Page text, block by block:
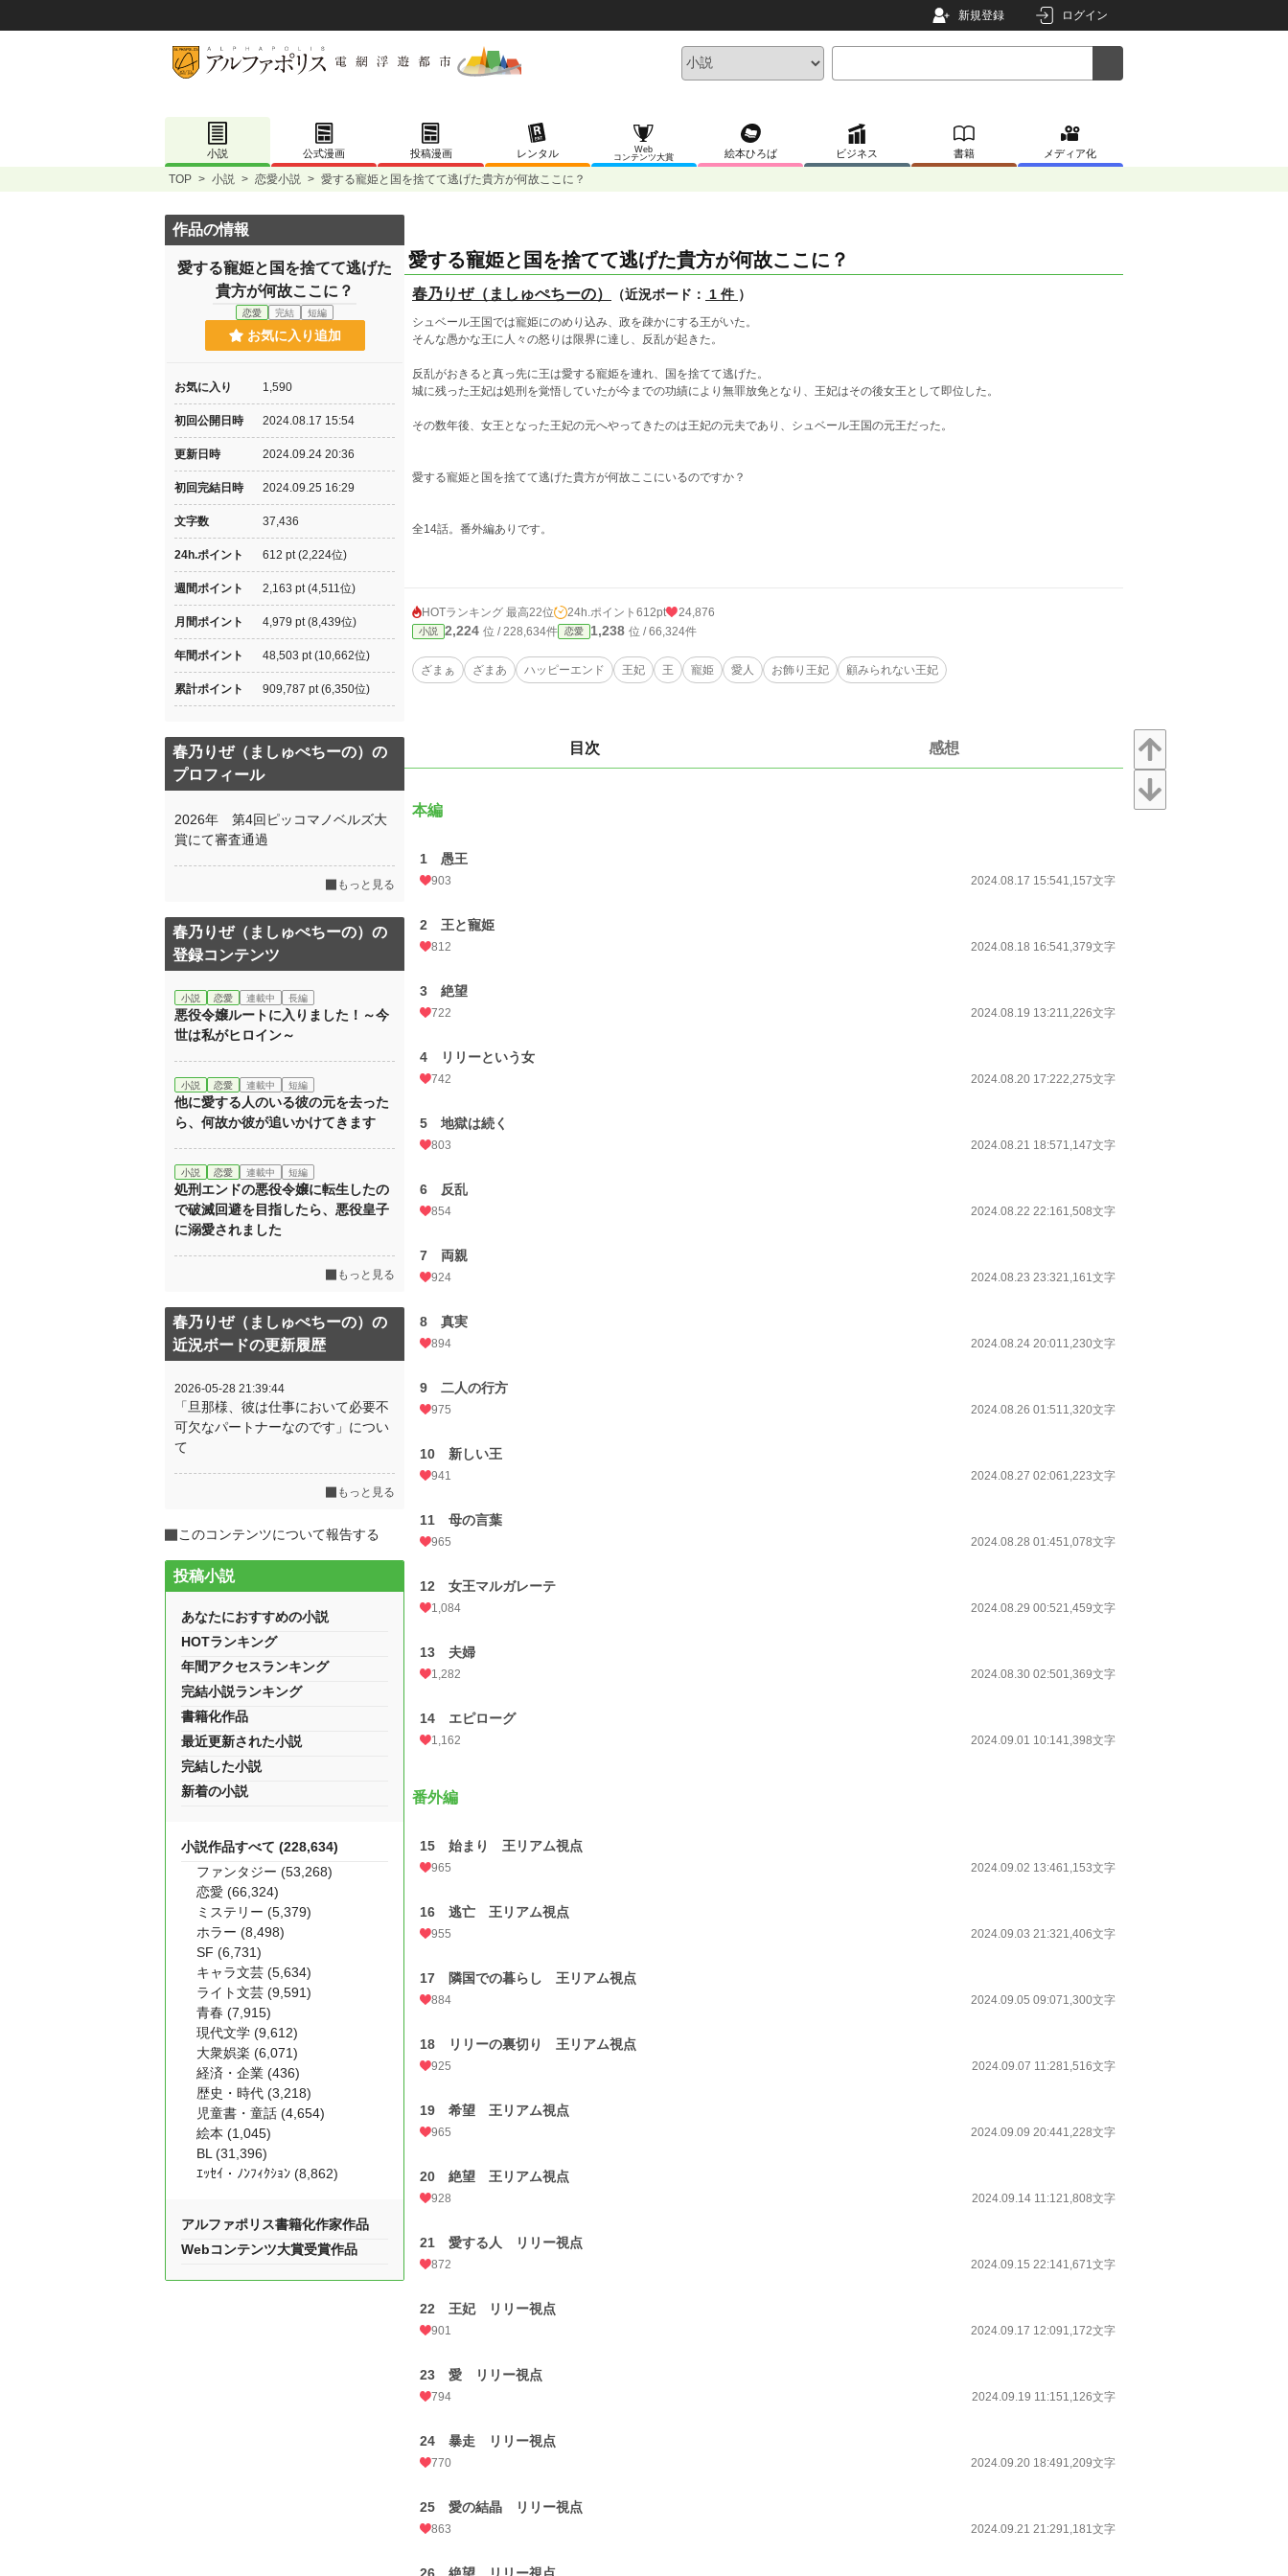
新規登録 ログイン
小説 公式漫画 投稿漫画 レンタル
Web
コンテンツ大賞
絵本ひろば ビジネス 書籍 メディア化
TOP > 小説 > 恋愛小説 > 愛する寵姫と国を捨てて逃げた貴方が何故ここに？
愛する寵姫と国を捨てて逃げた貴方が何故ここに？
春乃りぜ（ましゅぺちーの） （近況ボード： 1 件 ）
シュベール王国では寵姫にのめり込み、政を疎かにする王がいた。
そんな愚かな王に人々の怒りは限界に達し、反乱が起きた。
反乱がおきると真っ先に王は愛する寵姫を連れ、国を捨てて逃げた。
城に残った王妃は処刑を覚悟していたが今までの功績により無罪放免となり、王妃はその後女王として即位した。
その数年後、女王となった王妃の元へやってきたのは王妃の元夫であり、シュベール王国の元王だった。
愛する寵姫と国を捨てて逃げた貴方が何故ここにいるのですか？
全14話。番外編ありです。
HOTランキング 最高22位 24h.ポイント 612pt 24,876
小説 2,224 位 / 228,634件 恋愛 1,238 位 / 66,324件
ざまぁ ざまあ ハッピーエンド 王妃 王 寵姫 愛人 お飾り王妃 顧みられない王妃
目次 感想
本編
1 愚王
903 2024.08.17 15:541,157文字
2 王と寵姫
812 2024.08.18 16:541,379文字
3 絶望
722 2024.08.19 13:211,226文字
4 リリーという女
742 2024.08.20 17:222,275文字
5 地獄は続く
803 2024.08.21 18:571,147文字
6 反乱
854 2024.08.22 22:161,508文字
7 両親
924 2024.08.23 23:321,161文字
8 真実
894 2024.08.24 20:011,230文字
9 二人の行方
975 2024.08.26 01:511,320文字
10 新しい王
941 2024.08.27 02:061,223文字
11 母の言葉
965 2024.08.28 01:451,078文字
12 女王マルガレーテ
1,084 2024.08.29 00:521,459文字
13 夫婦
1,282 2024.08.30 02:501,369文字
14 エピローグ
1,162 2024.09.01 10:141,398文字
番外編
15 始まり 王リアム視点
965 2024.09.02 13:461,153文字
16 逃亡 王リアム視点
955 2024.09.03 21:321,406文字
17 隣国での暮らし 王リアム視点
884 2024.09.05 09:071,300文字
18 リリーの裏切り 王リアム視点
925 2024.09.07 11:281,516文字
19 希望 王リアム視点
965 2024.09.09 20:441,228文字
20 絶望 王リアム視点
928 2024.09.14 11:121,808文字
21 愛する人 リリー視点
872 2024.09.15 22:141,671文字
22 王妃 リリー視点
901 2024.09.17 12:091,172文字
23 愛 リリー視点
794 2024.09.19 11:151,126文字
24 暴走 リリー視点
770 2024.09.20 18:491,209文字
25 愛の結晶 リリー視点
863 2024.09.21 21:291,181文字
作品の情報
愛する寵姫と国を捨てて逃げた
貴方が何故ここに？
恋愛 完結 短編
お気に入り追加
お気に入り 1,590
初回公開日時 2024.08.17 15:54
更新日時 2024.09.24 20:36
初回完結日時 2024.09.25 16:29
文字数 37,436
24h.ポイント 612 pt (2,224位)
週間ポイント 2,163 pt (4,511位)
月間ポイント 4,979 pt (8,439位)
年間ポイント 48,503 pt (10,662位)
累計ポイント 909,787 pt (6,350位)
春乃りぜ（ましゅぺちーの）の
プロフィール
2026年 第4回ピッコマノベルズ大
賞にて審査通過
もっと見る
春乃りぜ（ましゅぺちーの）の
登録コンテンツ
小説 恋愛 連載中 長編
悪役令嬢ルートに入りました！～今
世は私がヒロイン～
小説 恋愛 連載中 短編
他に愛する人のいる彼の元を去った
ら、何故か彼が追いかけてきます
小説 恋愛 連載中 短編
処刑エンドの悪役令嬢に転生したの
で破滅回避を目指したら、悪役皇子
に溺愛されました
もっと見る
春乃りぜ（ましゅぺちーの）の
近況ボードの更新履歴
2026-05-28 21:39:44
「旦那様、彼は仕事において必要不
可欠なパートナーなのです」につい
て
もっと見る
このコンテンツについて報告する
投稿小説
あなたにおすすめの小説
HOTランキング
年間アクセスランキング
完結小説ランキング
書籍化作品
最近更新された小説
完結した小説
新着の小説
小説作品すべて (228,634)
ファンタジー (53,268)
恋愛 (66,324)
ミステリー (5,379)
ホラー (8,498)
SF (6,731)
キャラ文芸 (5,634)
ライト文芸 (9,591)
青春 (7,915)
現代文学 (9,612)
大衆娯楽 (6,071)
経済・企業 (436)
歴史・時代 (3,218)
児童書・童話 (4,654)
絵本 (1,045)
BL (31,396)
ｴｯｾｲ・ﾉﾝﾌｨｸｼｮﾝ (8,862)
アルファポリス書籍化作家作品
Webコンテンツ大賞受賞作品